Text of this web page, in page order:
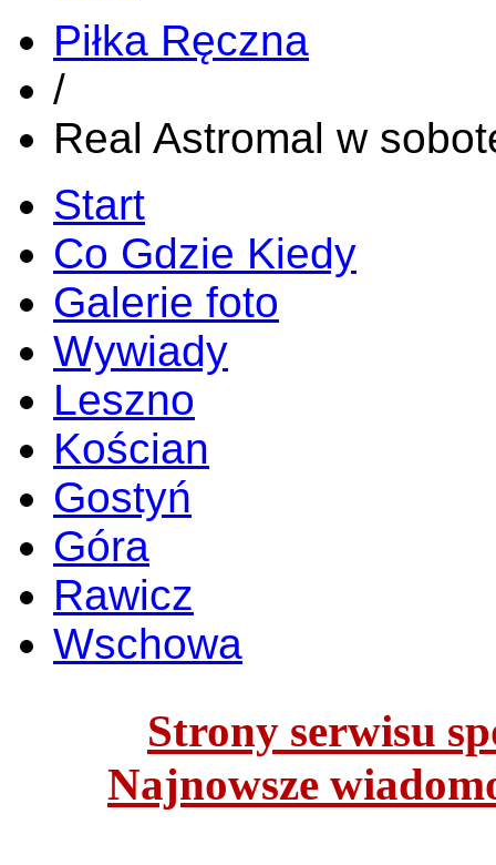
Piłka Ręczna
/
Real Astromal w
Start
Co Gdzie Kiedy
Galerie foto
Wywiady
Leszno
Kościan
Gostyń
Góra
Rawicz
Wschowa
Strony serwisu
Najnowsze